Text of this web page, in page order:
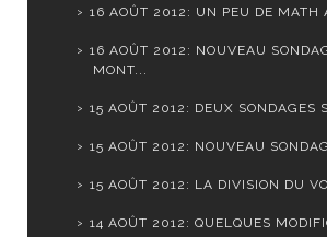
16 AOÛT 2012: UN PEU DE MATH
16 AOÛT 2012: NOUVEAU
MONT...
15 AOÛT 2012: DEUX SONDAGES
15 AOÛT 2012: NOUVEAU
15 AOÛT 2012: LA DIVISION DU
14 AOÛT 2012: QUELQUES